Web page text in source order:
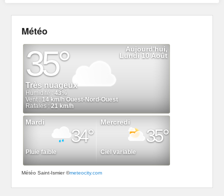
Météo
Météo Saint-Ismier©meteocity.com